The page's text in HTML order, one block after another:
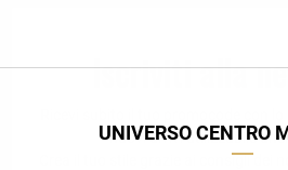
UNIVERSO CENTRO
Iscriviti alla
nuovi arrivi utilizzabile
Crea il tuo stile grazie ai consigli dei